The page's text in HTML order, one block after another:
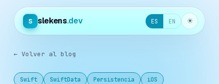
s slekens.dev ES EN ☀︎
← Volver al blog
Swift SwiftData Persistencia iOS